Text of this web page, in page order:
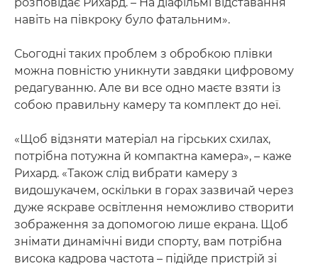
навіть на півкроку було фатальним».
Сьогодні таких проблем з обробкою плівки
можна повністю уникнути завдяки цифровому
редагуванню. Але ви все одно маєте взяти із
собою правильну камеру та комплект до неї.
«Щоб відзняти матеріал на гірських схилах,
потрібна потужна й компактна камера», – каже
Рихард. «Також слід вибрати камеру з
видошукачем, оскільки в горах зазвичай через
дуже яскраве освітлення неможливо створити
зображення за допомогою лише екрана. Щоб
знімати динамічні види спорту, вам потрібна
висока кадрова частота – підійде пристрій зі